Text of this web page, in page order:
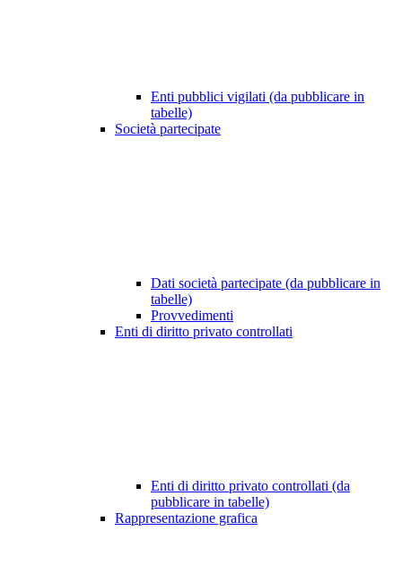
Enti pubblici vigilati (da pubblicare in
tabelle)
Società partecipate
Dati società partecipate (da pubblicare in
tabelle)
Provvedimenti
Enti di diritto privato controllati
Enti di diritto privato controllati (da
pubblicare in tabelle)
Rappresentazione grafica